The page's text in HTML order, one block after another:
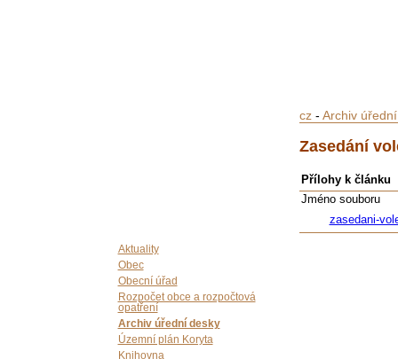
Aktuality
Obec
Obecní úřad
Rozpočet obce a rozpočtová
opatření
Archiv úřední desky
Územní plán Koryta
Knihovna
cz- Archiv
Zasedání
Přílohy k článku
Jméno souboru
zasedani-